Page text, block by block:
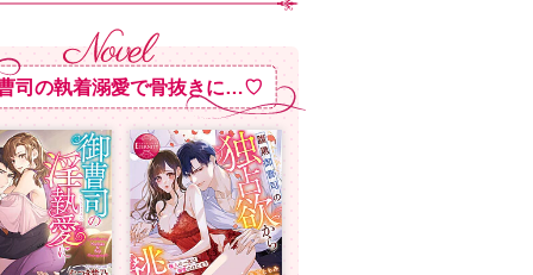
司の執着溺愛で骨抜きに…♡